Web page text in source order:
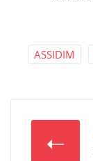
ASSIDIM